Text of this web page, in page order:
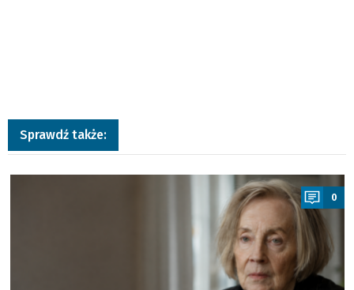
Sprawdź także:
a
0